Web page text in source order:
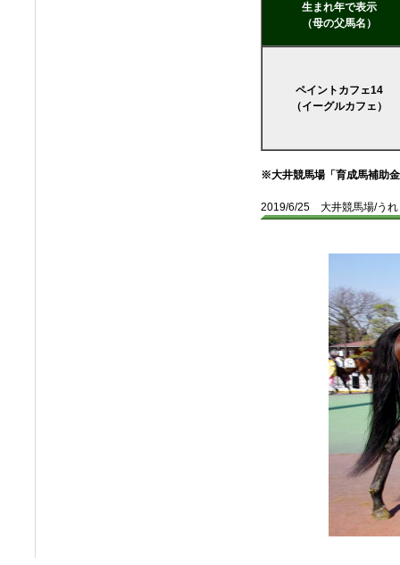
生まれ年で表示
（母の父馬名）
ペイントカフェ14
（イーグルカフェ）
※大井競馬場「育成馬補助
2019/6/25 大井競馬場/うれ